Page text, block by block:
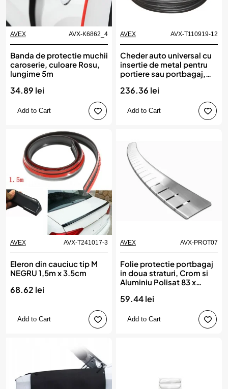
AVEX AVX-K6862_4
Banda de protectie muchii
caroserie, culoare Rosu,
lungime 5m
34.89 lei
Add to Cart
AVEX AVX-T110919-12
Cheder auto universal cu
insertie de metal pentru
portiere sau portbagaj,
236.36 lei
Add to Cart
AVEX AVX-T241017-3
Eleron din cauciuc tip M
NEGRU 1,5m x 3.5cm
68.62 lei
Add to Cart
AVEX AVX-PROT07
Folie protectie portbagaj
in doua straturi, Crom si
Aluminiu Polisat 83 x
59.44 lei
Add to Cart